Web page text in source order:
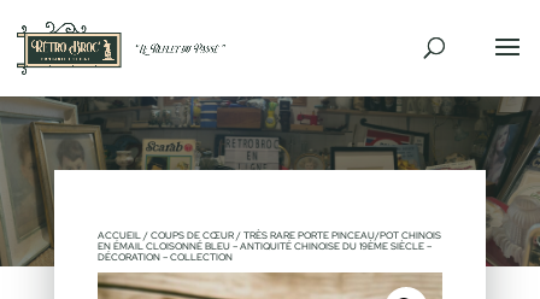
ACCUEIL/ COUPS DE CŒUR/ TRÈS RARE PORTE PINCEAU/POT CHINOIS
EN ÉMAIL CLOISONNÉ BLEU – ANTIQUITÉ CHINOISE DU 19ÈME SIÈCLE –
DÉCORATION – COLLECTION